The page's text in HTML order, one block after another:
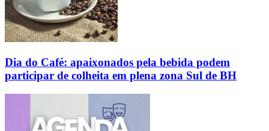
Dia do Café: apaixonados pela bebida podem
participar de colheita em plena zona Sul de BH